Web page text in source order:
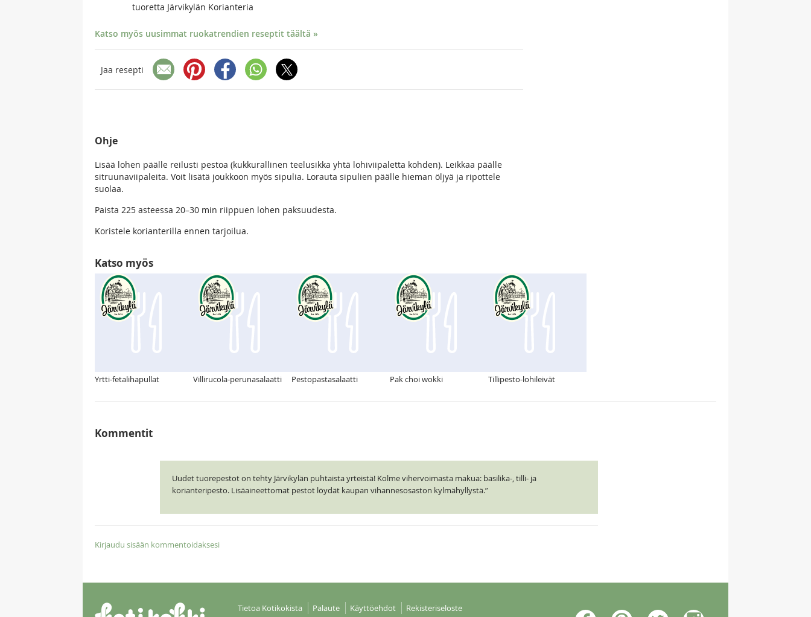
tuoretta Järvikylän Korianteria
Katso myös uusimmat ruokatrendien reseptit täältä »
Jaa resepti
Ohje
Lisää lohen päälle reilusti pestoa (kukkurallinen teelusikka yhtä lohiviipaletta kohden). Leikkaa päälle
sitruunaviipaleita. Voit lisätä joukkoon myös sipulia. Lorauta sipulien päälle hieman öljyä ja ripottele
suolaa.
Paista 225 asteessa 20–30 min riippuen lohen paksuudesta.
Koristele korianterilla ennen tarjoilua.
Katso myös
Yrtti-fetalihapullat Villirucola-perunasalaatti Pestopastasalaatti Pak choi wokki Tillipesto-lohileivät
Kommentit
Uudet tuorepestot on tehty Järvikylän puhtaista yrteistä! Kolme vihervoimasta makua: basilika-, tilli- ja
korianteripesto. Lisäaineettomat pestot löydät kaupan vihannesosaston kylmähyllystä.”
Kirjaudu sisään kommentoidaksesi
Tietoa Kotikokista Palaute Käyttöehdot Rekisteriseloste